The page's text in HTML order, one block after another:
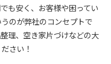
も安く、お客様や困ってい
のが弊社のコンセプトで
理、空き家片づけなどの大
さい！